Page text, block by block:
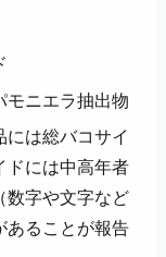
モニエラ抽出物
には総バコサイ
ドには中高年者
数字や文字など
あることが報告